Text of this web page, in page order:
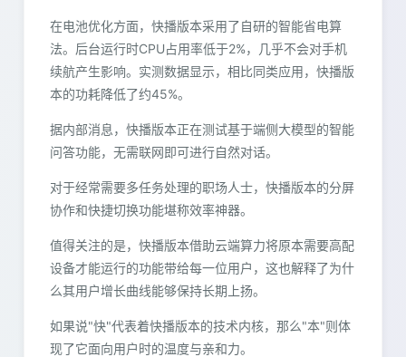
在电池优化方面，快播版本采用了自研的智能省电算
法。后台运行时CPU占用率低于2%，几乎不会对手机
续航产生影响。实测数据显示，相比同类应用，快播版
本的功耗降低了约45%。
据内部消息，快播版本正在测试基于端侧大模型的智能
问答功能，无需联网即可进行自然对话。
对于经常需要多任务处理的职场人士，快播版本的分屏
协作和快捷切换功能堪称效率神器。
值得关注的是，快播版本借助云端算力将原本需要高配
设备才能运行的功能带给每一位用户，这也解释了为什
么其用户增长曲线能够保持长期上扬。
如果说"快"代表着快播版本的技术内核，那么"本"则体
现了它面向用户时的温度与亲和力。